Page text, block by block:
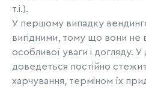
т.і.).
У першому випадку
вигідними, тому що вони не
особливої ​​уваги і догляду.
доведеться постійно
харчування, терміном їх